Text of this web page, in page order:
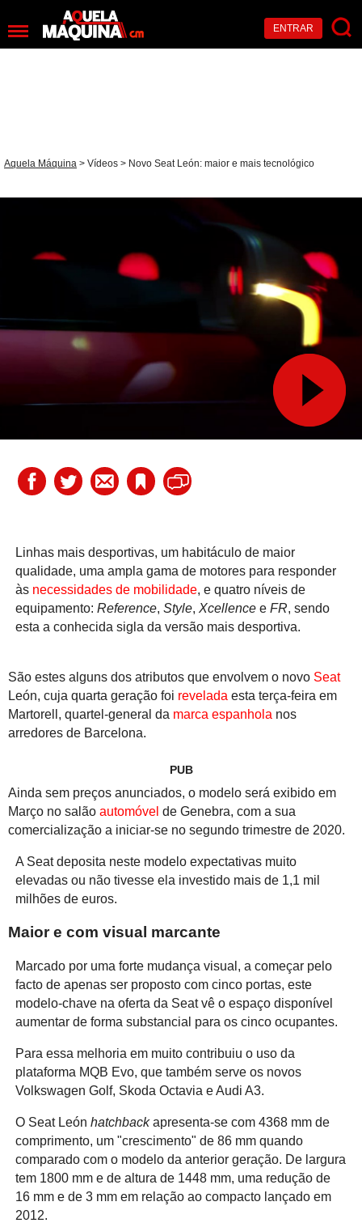
ENTRAR
Aquela Máquina > Vídeos > Novo Seat León: maior e mais tecnológico
Linhas mais desportivas, um habitáculo de maior
qualidade, uma ampla gama de motores para responder
às necessidades de mobilidade, e quatro níveis de
equipamento: Reference, Style, Xcellencee FR, sendo
esta a conhecida sigla da versão mais desportiva.
São estes alguns dos atributos que envolvem o novo Seat
León, cuja quarta geração foi revelada esta terça-feira em
Martorell, quartel-general da marca espanhola nos
arredores de Barcelona.
PUB
Ainda sem preços anunciados, o modelo será exibido em
Março no salão automóvel de Genebra, com a sua
comercialização a iniciar-se no segundo trimestre de 2020.
A Seat deposita neste modelo expectativas muito
elevadas ou não tivesse ela investido mais de 1,1 mil
milhões de euros.
Maior e com visual marcante
Marcado por uma forte mudança visual, a começar pelo
facto de apenas ser proposto com cinco portas, este
modelo-chave na oferta da Seat vê o espaço disponível
aumentar de forma substancial para os cinco ocupantes.
Para essa melhoria em muito contribuiu o uso da
plataforma MQB Evo, que também serve os novos
Volkswagen Golf, Skoda Octavia e Audi A3.
O Seat León hatchbackapresenta-se com 4368 mm de
comprimento, um "crescimento" de 86 mm quando
comparado com o modelo da anterior geração. De largura
tem 1800 mm e de altura de 1448 mm, uma redução de
16 mm e de 3 mm em relação ao compacto lançado em
2012.